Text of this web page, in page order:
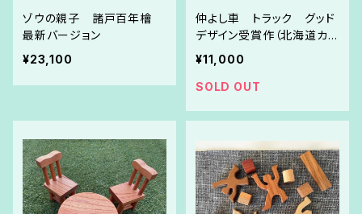
ゾウの親子 諸戸百年檜
最新バージョン
¥23,100
仲よし車 トラック グッド
デザイン受賞作（北海道カツ
ラ材）未使用保管品のヴィン
テージ
¥11,000
SOLD OUT